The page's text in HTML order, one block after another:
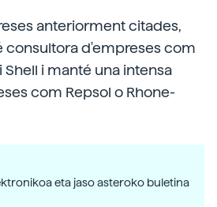
anteriorment citades,
consultora d'empreses com
Shell i manté una intensa
com Repsol o Rhone-
eta jaso asteroko buletina